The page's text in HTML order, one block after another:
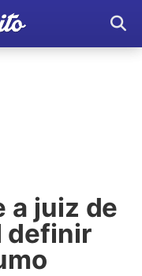
a juiz de
definir